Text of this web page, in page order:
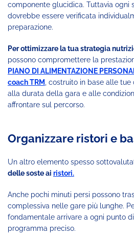
componente glucidica. Tuttavia ogni
dovrebbe essere verificata
preparazione.
Per ottimizzare la tua strategia
possono compromettere la
PIANO DI ALIMENTAZIONE
coach TRM, costruito in base alle
alla durata della gara e alle
affrontare sul percorso.
Organizzare ristori e
Un altro elemento spesso
delle soste ai ristori.
Anche pochi minuti persi possono
complessiva nelle gare più lunghe.
fondamentale arrivare a ogni punto
programma preciso.